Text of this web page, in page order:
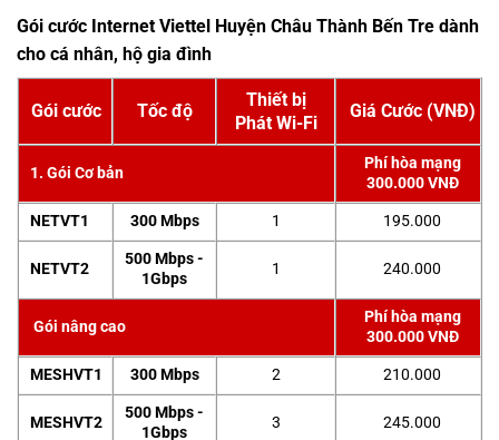
Gói cước Internet Viettel Huyện Châu Thành Bến Tre dành
cho cá nhân, hộ gia đình
Gói cước Tốc độ
Thiết bị
Phát Wi-Fi
Giá Cước (VNĐ)
1. Gói Cơ bản
Phí hòa mạng
300.000 VNĐ
NETVT1
300 Mbps 1 195.000
NETVT2
500 Mbps -
1Gbps
1 240.000
Gói nâng cao
Phí hòa mạng
300.000 VNĐ
MESHVT1
300 Mbps 2 210.000
MESHVT2
500 Mbps -
1Gbps
3 245.000